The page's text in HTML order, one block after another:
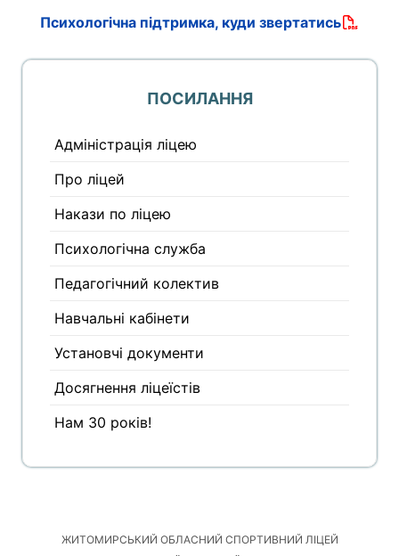
Психологічна підтримка, куди звертатись
ПОСИЛАННЯ
Адміністрація ліцею
Про ліцей
Накази по ліцею
Психологічна служба
Педагогічний колектив
Навчальні кабінети
Установчі документи
Досягнення ліцеїстів
Нам 30 років!
ЖИТОМИРСЬКИЙ ОБЛАСНИЙ СПОРТИВНИЙ ЛІЦЕЙ